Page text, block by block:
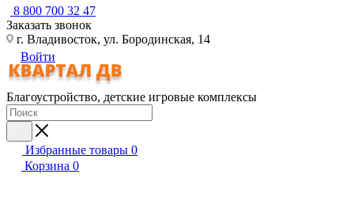
8 800 700 32 47
Заказать звонок
г. Владивосток, ул. Бородинская, 14
Войти
Благоустройство, детские игровые комплексы
Избранные товары 0
Корзина 0